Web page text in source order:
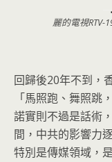
麗的電視RTV-
回歸後20年不到，
「馬照跑、 舞照跳
諾實則不過是話術，
間， 中共的影響力
特別是傳媒領域，